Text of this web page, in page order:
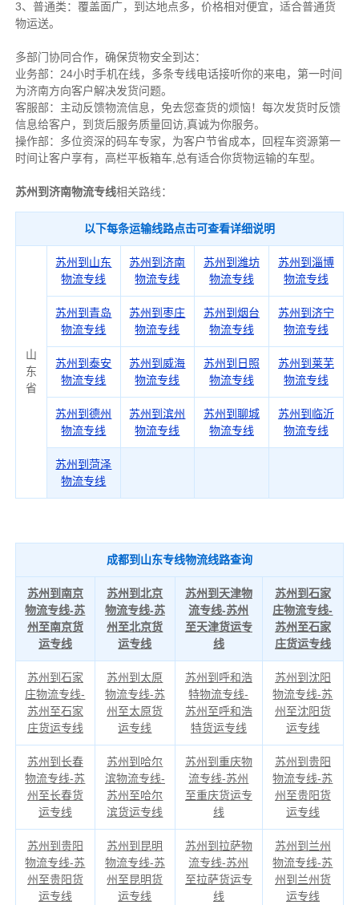
3、普通类：覆盖面广，到达地点多，价格相对便宜，适合普通货
物运送。
多部门协同合作，确保货物安全到达：
业务部：24小时手机在线，多条专线电话接听你的来电，第一时间
为济南方向客户解决发货问题。
客服部：主动反馈物流信息，免去您查货的烦恼！每次发货时反馈
信息给客户，到货后服务质量回访,真诚为你服务。
操作部：多位资深的码车专家，为客户节省成本，回程车资源第一
时间让客户享有，高栏平板箱车,总有适合你货物运输的车型。
苏州到济南物流专线相关路线：
以下每条运输线路点击可查看详细说明
山
东
省
苏州到山东
物流专线
苏州到济南
物流专线
苏州到潍坊
物流专线
苏州到淄博
物流专线
苏州到青岛
物流专线
苏州到枣庄
物流专线
苏州到烟台
物流专线
苏州到济宁
物流专线
苏州到泰安
物流专线
苏州到威海
物流专线
苏州到日照
物流专线
苏州到莱芜
物流专线
苏州到德州
物流专线
苏州到滨州
物流专线
苏州到聊城
物流专线
苏州到临沂
物流专线
苏州到菏泽
物流专线
成都到山东专线物流线路查询
苏州到南京
物流专线-苏
州至南京货
运专线
苏州到北京
物流专线-苏
州至北京货
运专线
苏州到天津物
流专线-苏州
至天津货运专
线
苏州到石家
庄物流专线-
苏州至石家
庄货运专线
苏州到石家
庄物流专线-
苏州至石家
庄货运专线
苏州到太原
物流专线-苏
州至太原货
运专线
苏州到呼和浩
特物流专线-
苏州至呼和浩
特货运专线
苏州到沈阳
物流专线-苏
州至沈阳货
运专线
苏州到长春
物流专线-苏
州至长春货
运专线
苏州到哈尔
滨物流专线-
苏州至哈尔
滨货运专线
苏州到重庆物
流专线-苏州
至重庆货运专
线
苏州到贵阳
物流专线-苏
州至贵阳货
运专线
苏州到贵阳
物流专线-苏
州至贵阳货
运专线
苏州到昆明
物流专线-苏
州至昆明货
运专线
苏州到拉萨物
流专线-苏州
至拉萨货运专
线
苏州到兰州
物流专线-苏
州到兰州货
运专线